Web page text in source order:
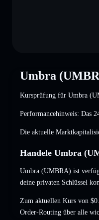
Umbra
Kursprüfung für Umbra
Performancehinweis: Das
Die aktuelle
Handele Umbra
Umbra (UMBRA) ist
deine privaten Schlüssel
Zum aktuellen Kurs von
Order-Routing über alle